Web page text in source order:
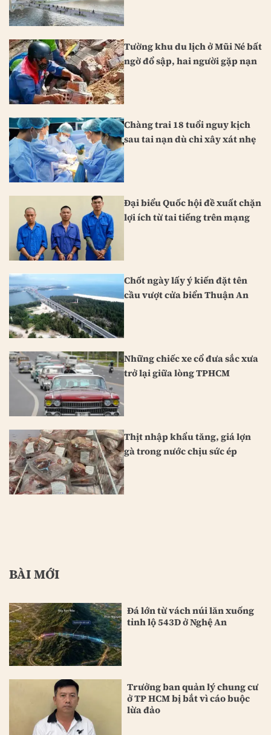
Tường khu du lịch ở Mũi Né bất
ngờ đổ sập, hai người gặp nạn
Chàng trai 18 tuổi nguy kịch
sau tai nạn dù chỉ xây xát nhẹ
Đại biểu Quốc hội đề xuất chặn
lợi ích từ tai tiếng trên mạng
Chốt ngày lấy ý kiến đặt tên
cầu vượt cửa biển Thuận An
Những chiếc xe cổ đưa sắc xưa
trở lại giữa lòng TPHCM
Thịt nhập khẩu tăng, giá lợn
gà trong nước chịu sức ép
BÀI MỚI
Đá lớn từ vách núi lăn xuống
tỉnh lộ 543D ở Nghệ An
Trưởng ban quản lý chung cư
ở TP HCM bị bắt vì cáo buộc
lừa đảo